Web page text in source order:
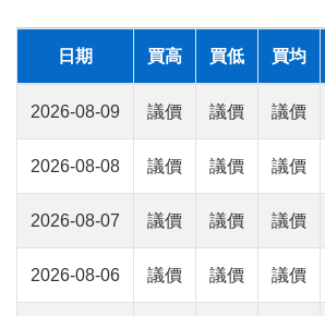
日期 買高 買低 買均
2026-08-09 議價 議價 議價
2026-08-08 議價 議價 議價
2026-08-07 議價 議價 議價
2026-08-06 議價 議價 議價